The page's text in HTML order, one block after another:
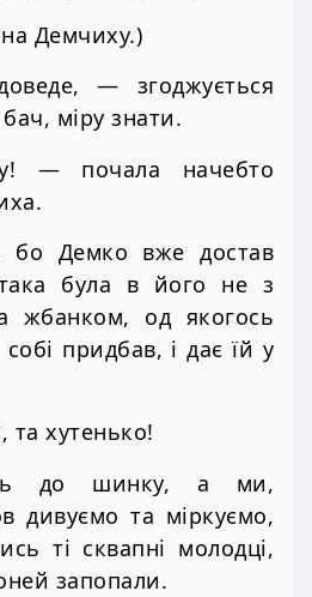
Демчиху.)
— згоджується
міру знати.
— почала начебто
бо Демко вже достав
була в його не з
жбанком, од якогось
придбав, і дає їй у
та хутенько!
до шинку, а ми,
дивуємо та міркуємо,
ті сквапні молодці,
запопали.